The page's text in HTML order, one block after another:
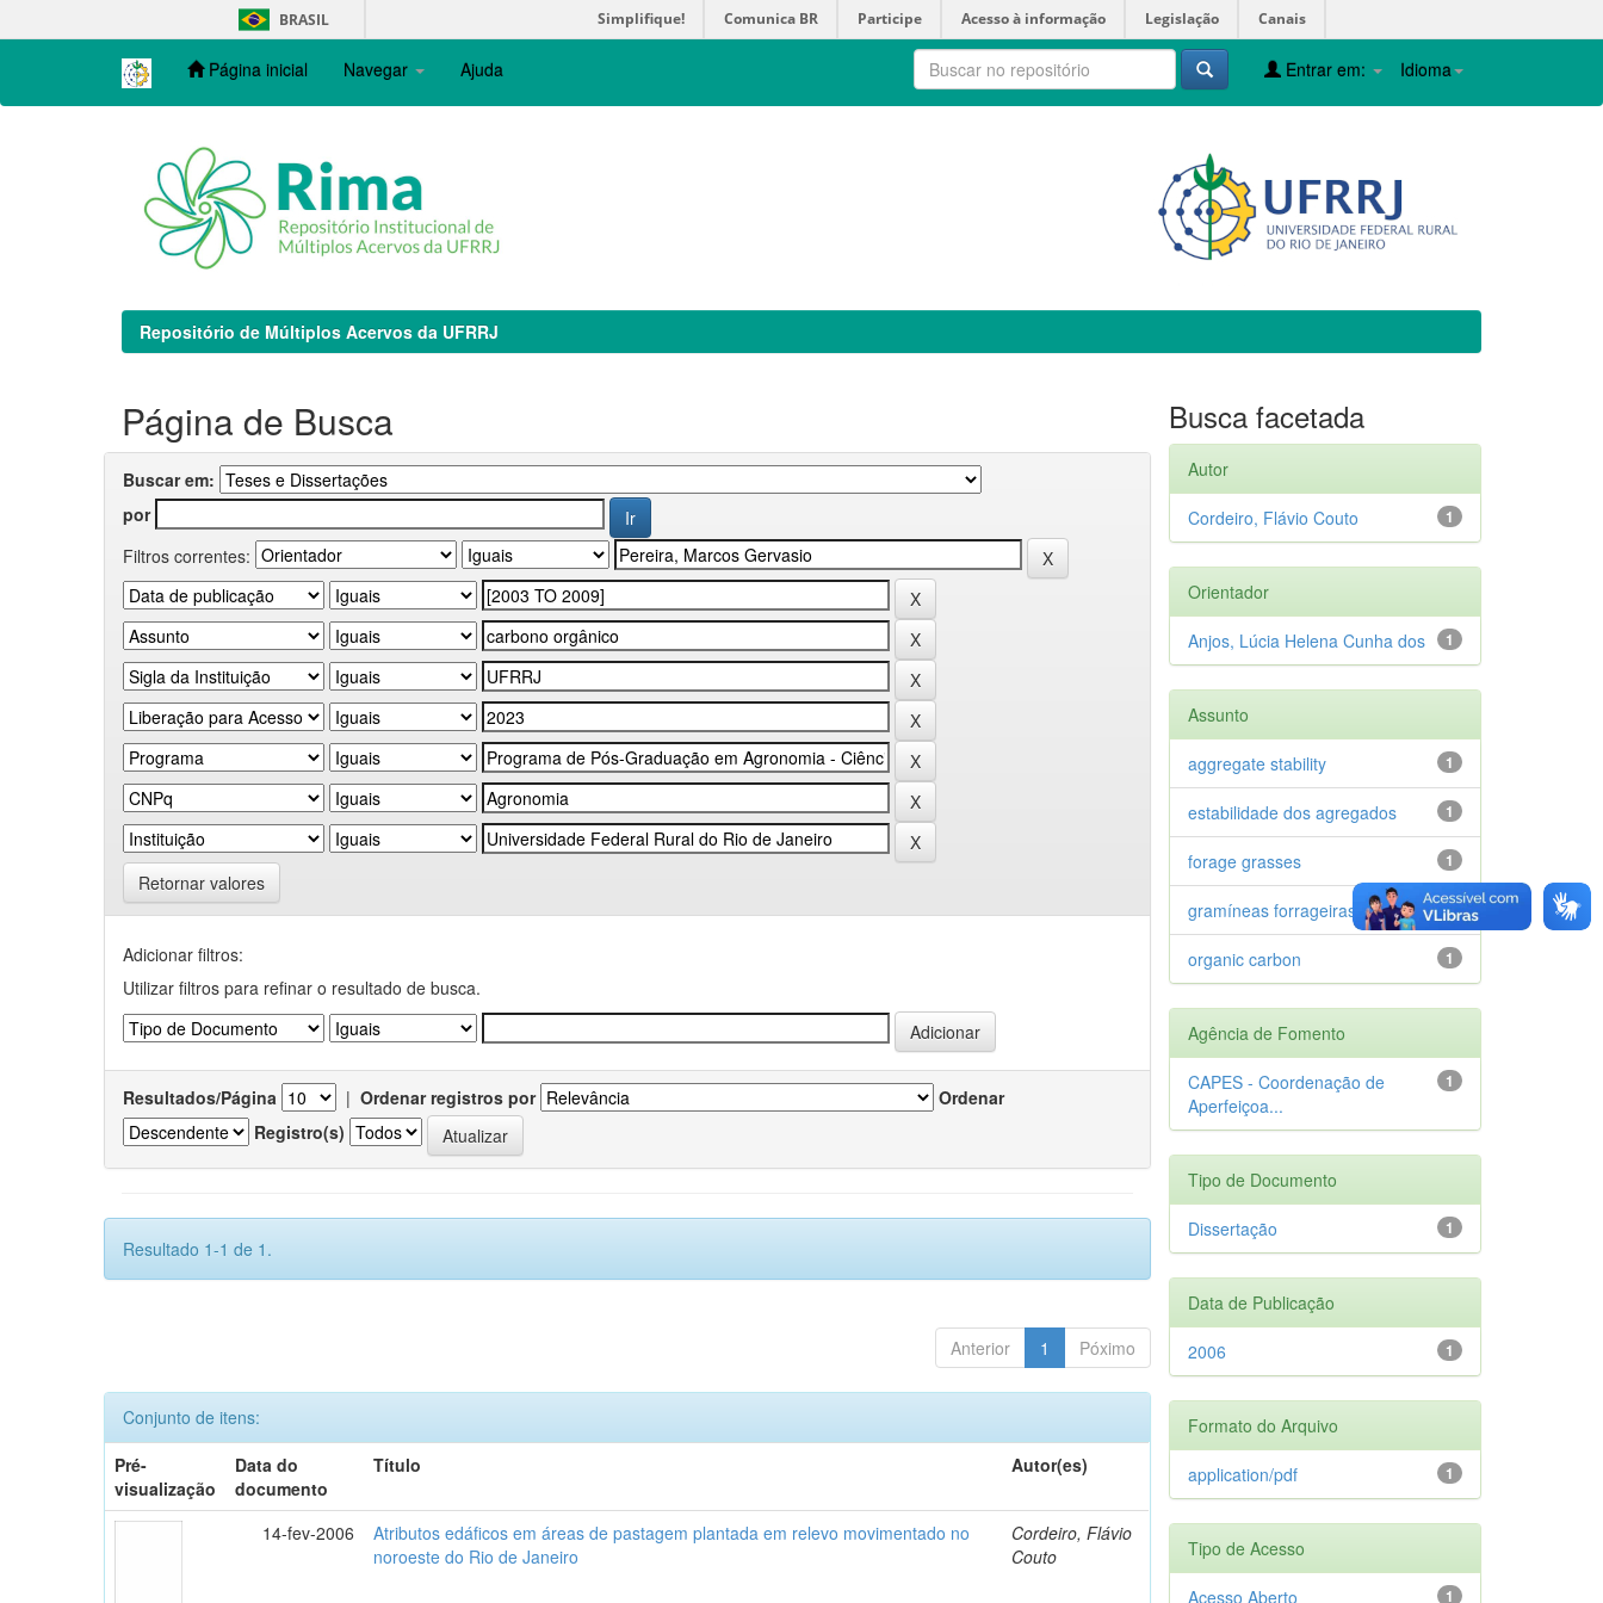
navigation
BRASIL Simplifique! Comunica BR Participe Acesso à informação Legislação Canais
Página inicial Navegar Ajuda Idioma
Entrar em:
Repositório de Múltiplos Acervos da UFRRJ
Página de Busca
Buscar em:
por
Filtros correntes:
Retornar valores
Adicionar filtros:
Utilizar filtros para refinar o resultado de busca.
Resultados/Página | Ordenar registros por
Ordenar
Registro(s)
Resultado 1-1 de 1.
Anterior 1 Póximo
Conjunto de itens:
Pré-
visualização
Data do
documento
Título Autor(es)
14-fev-2006
Atributos edáficos em áreas de pastagem plantada em relevo movimentado no
noroeste do Rio de Janeiro
Cordeiro, Flávio
Couto
Busca facetada
Autor
1
Cordeiro, Flávio Couto
Orientador
1
Anjos, Lúcia Helena Cunha dos
Assunto
1
aggregate stability
1
estabilidade dos agregados
1
forage grasses
1
gramíneas forrageiras
1
organic carbon
Agência de Fomento
1
CAPES - Coordenação de
Aperfeiçoa...
Tipo de Documento
1
Dissertação
Data de Publicação
1
2006
Formato do Arquivo
1
application/pdf
Tipo de Acesso
1
Acesso Aberto